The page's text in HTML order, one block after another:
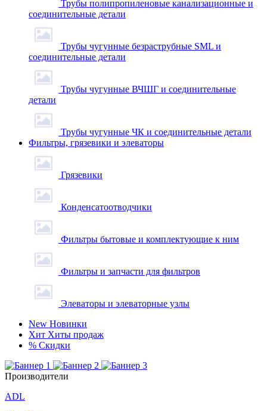
Трубы полипропиленовые канализационные и
соединительные детали
Трубы чугунные безраструбные SML и
соединительные детали
Трубы чугунные ВЧШГ и соединительные
детали
Трубы чугунные ЧК и соединительные детали
Фильтры, грязевики и элеваторы
Грязевики
Конденсатоотводчики
Фильтры бытовые и комплектующие к ним
Фильтры и запчасти для фильтров
Элеваторы и элеваторные узлы
New Новинки
Хит Хиты продаж
% Скидки
Производители
ADL